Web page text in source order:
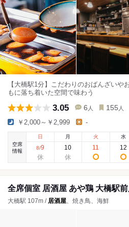
【大橋駅1分】こだわりのおばんざいや
もに落ち着いた空間で味わう
3.05 6 人 155 人
￥2,000～￥2,999 -
空席
情報
日
8/9
月
10
火
11
水
12
全席個室 居酒屋 あや鶏 大橋駅
大橋駅 107m / 居酒屋、焼き鳥、海鮮